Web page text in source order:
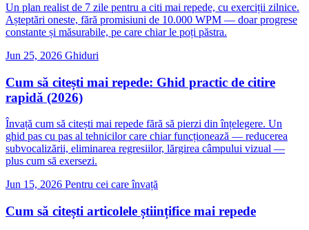
Un plan realist de 7 zile pentru a citi mai repede, cu exerciții zilnice.
Așteptări oneste, fără promisiuni de 10.000 WPM — doar progrese
constante și măsurabile, pe care chiar le poți păstra.
Jun 25, 2026 Ghiduri
Cum să citești mai repede: Ghid practic de citire
rapidă (2026)
Învață cum să citești mai repede fără să pierzi din înțelegere. Un
ghid pas cu pas al tehnicilor care chiar funcționează — reducerea
subvocalizării, eliminarea regresiilor, lărgirea câmpului vizual —
plus cum să exersezi.
Jun 15, 2026 Pentru cei care învață
Cum să citești articolele științifice mai repede